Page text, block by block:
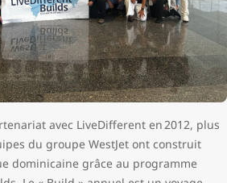
avec LiveDifferent en 2012, plus
du groupe WestJet ont construit
dominicaine grâce au programme